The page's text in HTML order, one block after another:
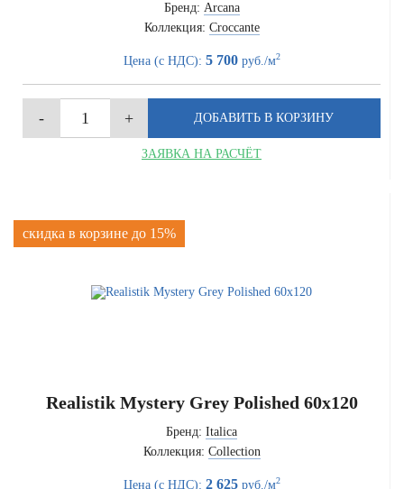
Бренд: Arcana
Коллекция: Croccante
Цена (с НДС): 5 700руб./м2
ЗАЯВКА НА РАСЧЁТ
скидка в корзине до 15%
Realistik Mystery Grey Polished 60x120
Бренд: Italica
Коллекция: Collection
Цена (с НДС): 2 625руб./м2